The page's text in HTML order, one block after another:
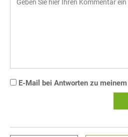
E-Mail bei Antworten zu